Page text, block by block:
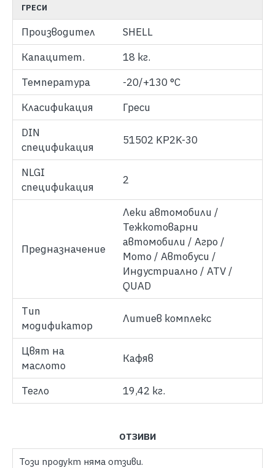
ГРЕСИ
Производител
SHELL
Капацитет.
18 кг.
Температура
-20/+130 °C
Класификация
Греси
DIN
спецификация
51502 KP2K-30
NLGI
спецификация
2
Предназначение
Леки автомобили /
Тежкотоварни
автомобили / Агро /
Мото / Автобуси /
Индустриално / ATV /
QUAD
Тип
модификатор
Литиев комплекс
Цвят на
маслото
Кафяв
Тегло 19,42 кг.
ОТЗИВИ
Този продукт няма отзиви.